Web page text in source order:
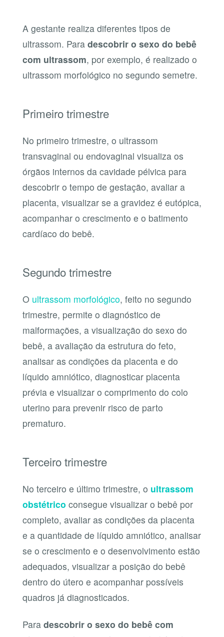
A gestante realiza diferentes tipos de
ultrassom. Para descobrir o sexo do bebê
com ultrassom, por exemplo, é realizado o
ultrassom morfológico no segundo semetre.
Primeiro trimestre
No primeiro trimestre, o ultrassom
transvaginal ou endovaginal visualiza os
órgãos internos da cavidade pélvica para
descobrir o tempo de gestação, avaliar a
placenta, visualizar se a gravidez é eutópica,
acompanhar o crescimento e o batimento
cardíaco do bebê.
Segundo trimestre
O ultrassom morfológico, feito no segundo
trimestre, permite o diagnóstico de
malformações, a visualização do sexo do
bebê, a avaliação da estrutura do feto,
analisar as condições da placenta e do
líquido amniótico, diagnosticar placenta
prévia e visualizar o comprimento do colo
uterino para prevenir risco de parto
prematuro.
Terceiro trimestre
No terceiro e último trimestre, o ultrassom
obstétrico consegue visualizar o bebê por
completo, avaliar as condições da placenta
e a quantidade de líquido amniótico, analisar
se o crescimento e o desenvolvimento estão
adequados, visualizar a posição do bebê
dentro do útero e acompanhar possíveis
quadros já diagnosticados.
Para descobrir o sexo do bebê com